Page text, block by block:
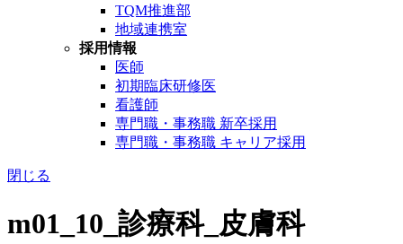
TQM推進部
地域連携室
採用情報
医師
初期臨床研修医
看護師
専門職・事務職 新卒採用
専門職・事務職 キャリア採用
閉じる
m01_10_診療科_皮膚科